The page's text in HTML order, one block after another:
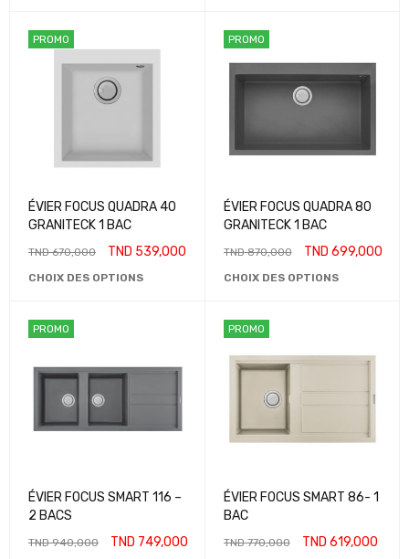
PROMO
ÉVIER FOCUS QUADRA 40
GRANITECK 1 BAC
TND670,000 TND 539,000
CHOIX DES OPTIONS
PROMO
ÉVIER FOCUS QUADRA 80
GRANITECK 1 BAC
TND870,000 TND 699,000
CHOIX DES OPTIONS
PROMO
ÉVIER FOCUS SMART 116 –
2 BACS
TND940,000 TND 749,000
PROMO
ÉVIER FOCUS SMART 86- 1
BAC
TND770,000 TND 619,000